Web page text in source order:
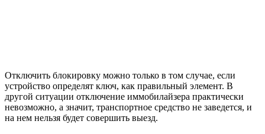
Отключить блокировку можно только в том случае, если
устройство определят ключ, как правильный элемент. В
другой ситуации отключение иммобилайзера практически
невозможно, а значит, транспортное средство не заведется, и
на нем нельзя будет совершить выезд.